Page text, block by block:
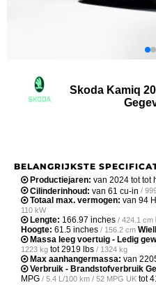
Skoda Kamiq
BELANGRIJKSTE
Productiejaren: van 2024 tot tot
Cilinderinhoud: van 61 cu-in /
Totaal max. vermogen: van 94
110 kW
Lengte: 166.97 inches / 424.1 cm
Hoogte: 61.5 inches / 156.2 cm
Massa leeg voertuig - Ledig
1223 kg tot2919 lbs / 1324 kg
Max aanhangermassa: van
Verbruik - Brandstofverbruik
MPG / 5.4 L/100 km / 52 MPG UK tot